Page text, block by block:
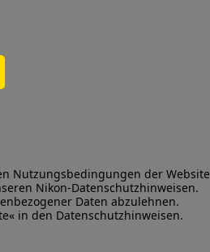
Nutzungsbedingungen der Website
Nikon-Datenschutzhinweisen.
Daten abzulehnen.
in den Datenschutzhinweisen.